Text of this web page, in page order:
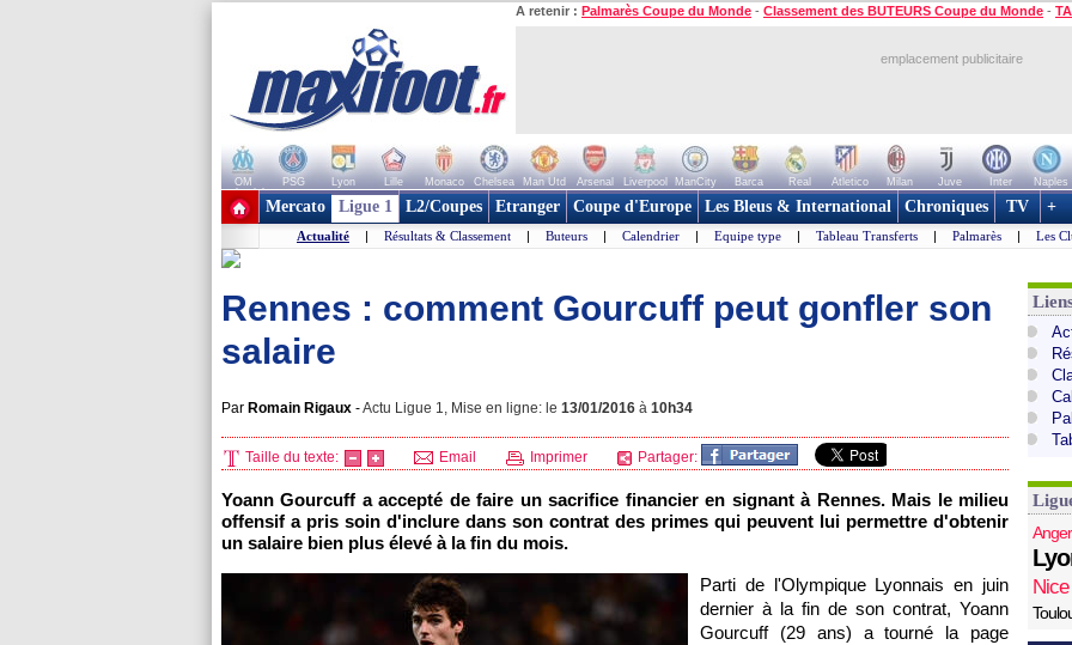
A retenir : Palmarès Coupe du Monde - Classement des BUTEURS Coupe du Monde -
emplacement publicitaire
OM PSG Lyon Lille Monaco Chelsea Man Utd Arsenal Liverpool ManCity Barca Real Atletico Milan Juve Inter Naples
+ de clubs
Mercato Ligue 1 L2/Coupes Etranger Coupe d'Europe Les Bleus & International Chroniques TV +
Actualité | Résultats & Classement | Buteurs | Calendrier | Equipe type | Tableau Transferts | Palmarès | Les
Rennes : comment Gourcuff peut gonfler son
salaire
Par Romain Rigaux -Actu Ligue 1, Mise en ligne: le 13/01/2016 à 10h34
Taille du texte: Email Imprimer Partager:
Yoann Gourcuff a accepté de faire un sacrifice financier en signant à Rennes. Mais le milieu
offensif a pris soin d'inclure dans son contrat des primes qui peuvent lui permettre d'obtenir
un salaire bien plus élevé à la fin du mois.
Parti de l'Olympique Lyonnais en juin
dernier à la fin de son contrat, Yoann
Gourcuff (29 ans) a tourné la page
Nice